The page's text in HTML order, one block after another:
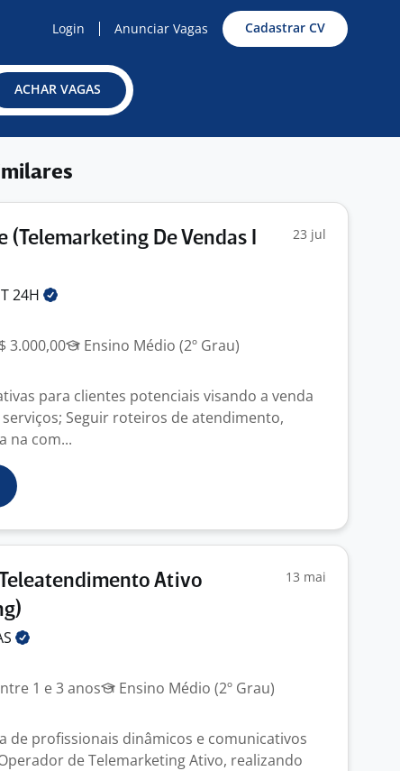
Login Anunciar Vagas Cadastrar CV
ACHAR VAGAS
(Telemarketing De Vendas I
23 jul
24H
3.000,00
Ensino Médio (2º Grau)
para clientes potenciais visando a venda
Seguir roteiros de atendimento,
na com...
Ativo
13 mai
1 e 3 anos
Ensino Médio (2º Grau)
de profissionais dinâmicos e comunicativos
de Telemarketing Ativo, realizando